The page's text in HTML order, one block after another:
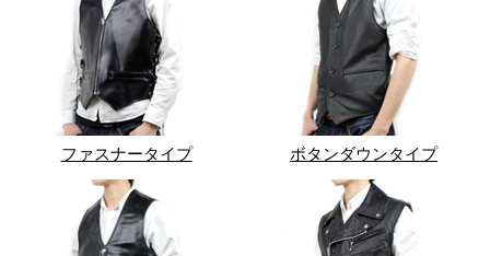
ファスナータイプ ボタンダウンタイプ